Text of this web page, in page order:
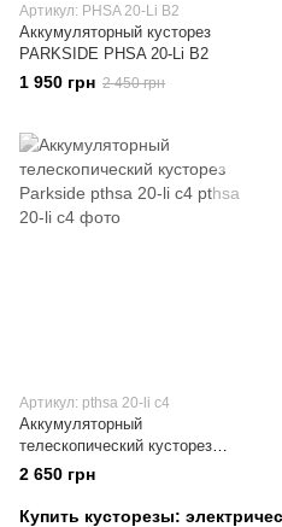
Артикул: PHSA 20-Li B2
Аккумуляторный кусторез
PARKSIDE PHSA 20-Li B2
1 950 грн 2 450 грн
Артикул: pthsa 20-li c4
Аккумуляторный
телескопический кусторез
Parkside pthsa 20-li c4
2 650 грн
Купить кусторезы: